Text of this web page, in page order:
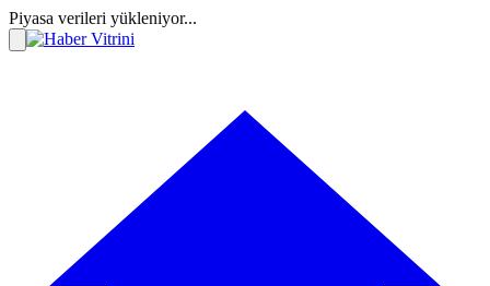
Piyasa verileri yükleniyor...